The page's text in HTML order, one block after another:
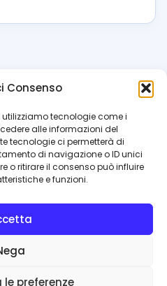
Consenso
utilizziamo tecnologie come i
alle informazioni del
tecnologie ci permetterà di
di navigazione o ID unici
o ritirare il consenso può influire
e funzioni.
le preferenze
Napoli. News, interviste,
giornalistica registrata
10/2012). Direttore Luca